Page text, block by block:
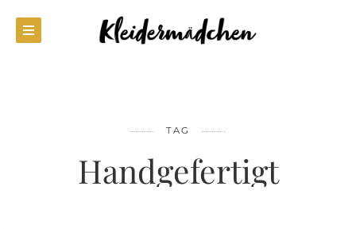
TAG
Handgefertigt